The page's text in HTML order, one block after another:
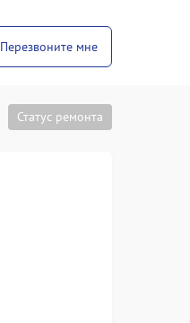
Перезвоните мне
Статус ремонта